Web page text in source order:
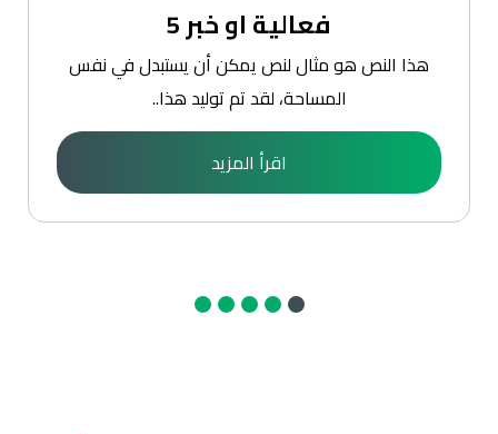
فعالية او خبر 5
هذا النص هو مثال لنص يمكن أن يستبدل في نفس
المساحة، لقد تم توليد هذا..
اقرأ المزيد